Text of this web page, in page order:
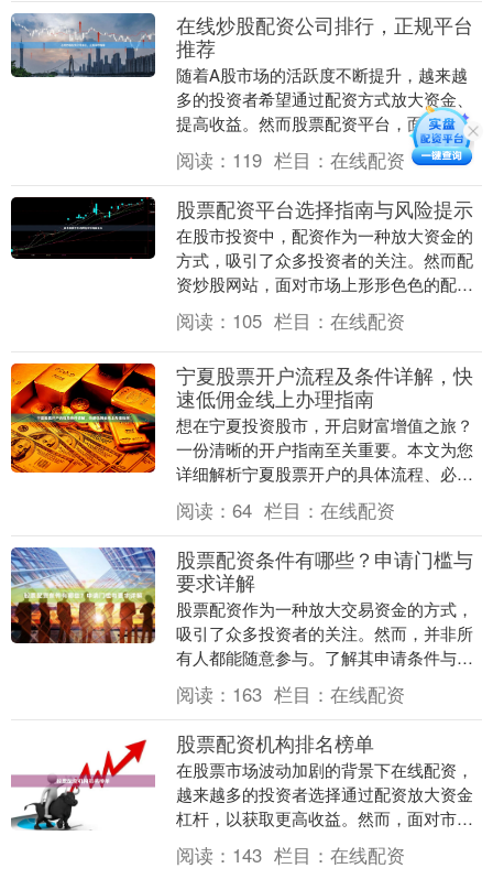
在线炒股配资公司排行，正规平台
推荐
随着A股市场的活跃度不断提升，越来越
多的投资者希望通过配资方式放大资金、
提高收益。然而股票配资平台，面对市场
上众多的配资公司，如何选择一家正规、
安全、可靠的平台....
阅读： 119 栏目： 在线配资
股票配资平台选择指南与风险提示
在股市投资中，配资作为一种放大资金的
方式，吸引了众多投资者的关注。然而配
资炒股网站，面对市场上形形色色的配资
平台，如何选择合规、安全的平台，同时
认清其中的风险，....
阅读： 105 栏目： 在线配资
宁夏股票开户流程及条件详解，快
速低佣金线上办理指南
想在宁夏投资股市，开启财富增值之旅？
一份清晰的开户指南至关重要。本文为您
详细解析宁夏股票开户的具体流程、必备
条件，并手把手教您如何通过线上渠道快
速办理，享受低佣....
阅读： 64 栏目： 在线配资
股票配资条件有哪些？申请门槛与
要求详解
股票配资作为一种放大交易资金的方式，
吸引了众多投资者的关注。然而，并非所
有人都能随意参与。了解其申请条件与门
槛，是保障投资安全、规避风险的第一
步。本文将详细解析....
阅读： 163 栏目： 在线配资
股票配资机构排名榜单
在股票市场波动加剧的背景下在线配资，
越来越多的投资者选择通过配资放大资金
杠杆，以获取更高收益。然而，面对市场
上众多配资机构，如何筛选出安全、合
规、服务优质的平台....
阅读： 143 栏目： 在线配资